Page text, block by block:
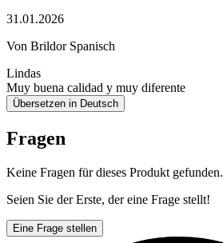
31.01.2026
Von Brildor Spanisch
Lindas
Muy buena calidad y muy diferente
Übersetzen in Deutsch
Fragen
Keine Fragen für dieses Produkt gefunden.
Seien Sie der Erste, der eine Frage stellt!
Eine Frage stellen